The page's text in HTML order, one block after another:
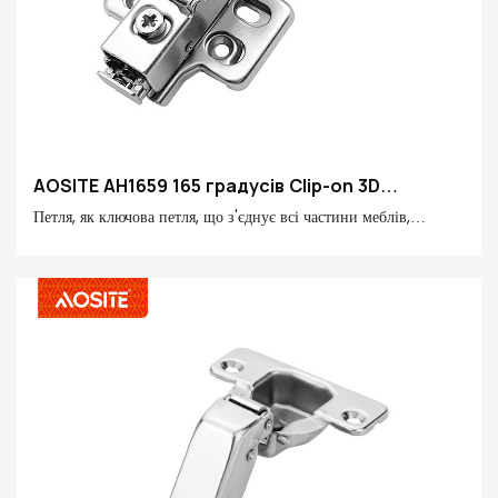
AOSITE AH1659 165 градусів Clip-on 3D
Регульована гідравлічна амортизаційна
Петля, як ключова петля, що з'єднує всі частини меблів,
Ця петля AOSITE Hardware відкриває для вас нову главу в
домі з відмінною якістю, так що кожне відкриття та закриття в